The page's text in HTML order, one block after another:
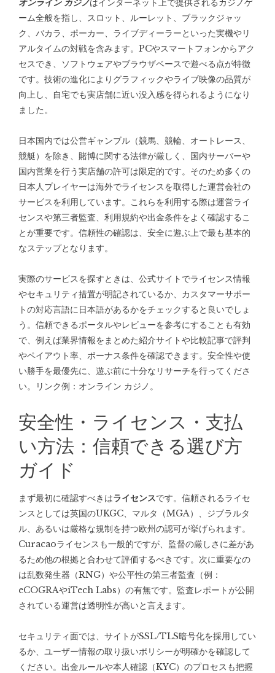
オンライン カジノはインターネット上で提供されるカジノゲ
ーム全般を指し、スロット、ルーレット、ブラックジャッ
ク、バカラ、ポーカー、ライブディーラーといった実機やリ
アルタイムの対戦を含みます。PCやスマートフォンからアク
セスでき、ソフトウェアやブラウザベースで遊べる点が特徴
です。技術の進化によりグラフィックやライブ映像の品質が
向上し、自宅でも実店舗に近い没入感を得られるようになり
ました。
日本国内では公営ギャンブル（競馬、競輪、オートレース、
競艇）を除き、賭博に関する法律が厳しく、国内サーバーや
国内営業を行う実店舗の許可は限定的です。そのため多くの
日本人プレイヤーは海外でライセンスを取得した運営会社の
サービスを利用しています。これらを利用する際は運営ライ
センスや第三者監査、利用規約や出金条件をよく確認するこ
とが重要です。信頼性の確認は、安全に遊ぶ上で最も基本的
なステップとなります。
実際のサービスを探すときは、公式サイトでライセンス情報
やセキュリティ措置が明記されているか、カスタマーサポー
トの対応言語に日本語があるかをチェックすると良いでしょ
う。信頼できるポータルやレビューを参考にすることも有効
で、例えば業界情報をまとめた紹介サイトや比較記事で評判
やペイアウト率、ボーナス条件を確認できます。安全性や使
い勝手を最優先に、遊ぶ前に十分なリサーチを行ってくださ
い。リンク例： オンライン カジノ 。
安全性・ライセンス・支払
い方法：信頼できる選び方
ガイド
まず最初に確認すべきはライセンスです。信頼されるライセ
ンスとしては英国のUKGC、マルタ（MGA）、ジブラルタ
ル、あるいは厳格な規制を持つ欧州の認可が挙げられます。
Curacaoライセンスも一般的ですが、監督の厳しさに差があ
るため他の根拠と合わせて評価するべきです。次に重要なの
は乱数発生器（RNG）や公平性の第三者監査（例：
eCOGRAやiTech Labs）の有無です。監査レポートが公開
されている運営は透明性が高いと言えます。
セキュリティ面では、サイトがSSL/TLS暗号化を採用してい
るか、ユーザー情報の取り扱いポリシーが明確かを確認して
ください。出金ルールや本人確認（KYC）のプロセスも把握